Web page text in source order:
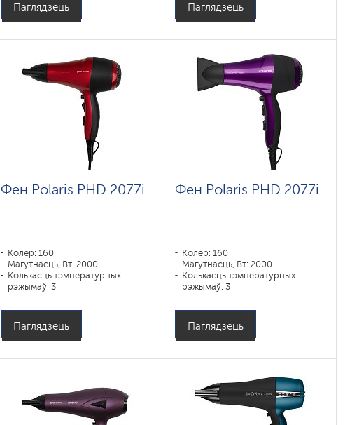
Паглядзець Паглядзець
Фен Polaris PHD 2077i
Колер: 160
Магутнасць, Вт: 2000
Колькасць тэмпературных
рэжымаў: 3
Паглядзець
Фен Polaris PHD 2077i
Колер: 160
Магутнасць, Вт: 2000
Колькасць тэмпературных
рэжымаў: 3
Паглядзець